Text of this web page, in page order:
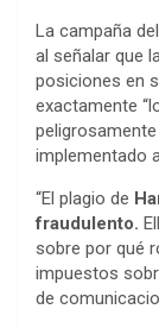
La campaña
al señalar que
posiciones en
exactamente
implementado
“El plagio de
fraudulento.
sobre por qué
impuestos
de